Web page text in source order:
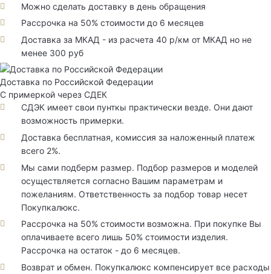
Можно сделать доставку в день обращения
Рассрочка на 50% стоимости до 6 месяцев
Доставка за МКАД - из расчета 40 р/км от МКАД но не
менее 300 руб
Доставка по Российской Федерации
С примеркой через СДЕК
СДЭК имеет свои пунткы практически везде. Они дают
возможность примерки.
Доставка бесплатная, комиссия за наложенный платеж
всего 2%.
Мы сами подберм размер. Подбор размеров и моделей
осуществляется согласно Вашим параметрам и
пожеланиям. Ответственность за подбор товар несет
Покупкалюкс.
Рассрочка на 50% стоимости возможна. При покупке Вы
оплачиваете всего лишь 50% стоимости изделия.
Рассрочка на остаток - до 6 месяцев.
Возврат и обмен. Покупкалюкс компенсирует все расходы